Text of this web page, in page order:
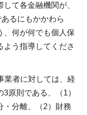
て各金融機関が、
るにもかかわら
、何が何でも個人保
よう指導してくださ
業者に対しては、経
原則である、（1）
・分離、（2）財務